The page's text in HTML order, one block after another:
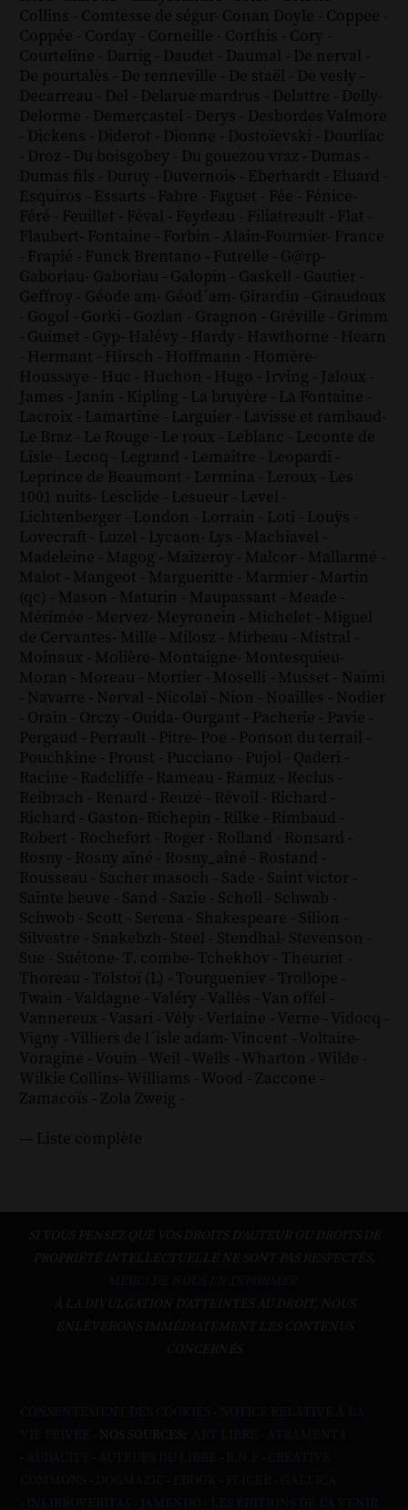
Collins - Comtesse de ségur- Conan Doyle - Coppee -
Coppée - Corday - Corneille - Corthis - Cory -
Courteline - Darrig - Daudet - Daumal - De nerval -
De pourtalès - De renneville - De staël - De vesly -
Decarreau - Del - Delarue mardrus - Delattre - Delly-
Delorme - Demercastel - Derys - Desbordes Valmore
- Dickens - Diderot - Dionne - Dostoïevski - Dourliac
- Droz - Du boisgobey - Du gouezou vraz - Dumas -
Dumas fils - Duruy - Duvernois - Eberhardt - Eluard -
Esquiros - Essarts - Fabre - Faguet - Fée - Fénice-
Féré - Feuillet - Féval - Feydeau - Filiatreault - Flat -
Flaubert- Fontaine - Forbin - Alain-Fournier- France
- Frapié - Funck Brentano - Futrelle - G@rp-
Gaboriau- Gaboriau - Galopin - Gaskell - Gautier -
Geffroy - Géode am- Géod´am- Girardin - Giraudoux
- Gogol - Gorki - Gozlan - Gragnon - Gréville - Grimm
- Guimet - Gyp- Halévy - Hardy - Hawthorne - Hearn
- Hermant - Hirsch - Hoffmann - Homère-
Houssaye - Huc - Huchon - Hugo - Irving - Jaloux -
James - Janin - Kipling - La bruyère - La Fontaine -
Lacroix - Lamartine - Larguier - Lavisse et rambaud-
Le Braz - Le Rouge - Le roux - Leblanc - Leconte de
Lisle - Lecoq - Legrand - Lemaître - Leopardi -
Leprince de Beaumont - Lermina - Leroux - Les
1001 nuits- Lesclide - Lesueur - Level -
Lichtenberger - London - Lorrain - Loti - Louÿs -
Lovecraft - Luzel - Lycaon- Lys - Machiavel -
Madeleine - Magog - Maizeroy - Malcor - Mallarmé -
Malot - Mangeot - Margueritte - Marmier - Martin
(qc) - Mason - Maturin - Maupassant - Meade -
Mérimée - Mervez- Meyronein - Michelet - Miguel
de Cervantes- Mille - Milosz - Mirbeau - Mistral -
Moinaux - Molière- Montaigne- Montesquieu-
Moran - Moreau - Mortier - Moselli - Musset - Naïmi
- Navarre - Nerval - Nicolaï - Nion - Noailles - Nodier
- Orain - Orczy - Ouida- Ourgant - Pacherie - Pavie -
Pergaud - Perrault - Pitre- Poe - Ponson du terrail -
Pouchkine - Proust - Pucciano - Pujol - Qaderi -
Racine - Radcliffe - Rameau - Ramuz - Reclus -
Reibrach - Renard - Reuzé - Révoil - Richard -
Richard - Gaston- Richepin - Rilke - Rimbaud -
Robert - Rochefort - Roger - Rolland - Ronsard -
Rosny - Rosny aîné - Rosny_aîné - Rostand -
Rousseau - Sacher masoch - Sade - Saint victor -
Sainte beuve - Sand - Sazie - Scholl - Schwab -
Schwob - Scott - Serena - Shakespeare - Silion -
Silvestre - Snakebzh- Steel - Stendhal- Stevenson -
Sue - Suétone- T. combe- Tchekhov - Theuriet -
Thoreau - Tolstoï (L) - Tourgueniev - Trollope -
Twain - Valdagne - Valéry - Vallès - Van offel -
Vannereux - Vasari - Vély - Verlaine - Verne - Vidocq -
Vigny - Villiers de l´isle adam- Vincent - Voltaire-
Voragine - Vouin - Weil - Wells - Wharton - Wilde -
Wilkie Collins- Williams - Wood - Zaccone -
Zamacoïs - Zola Zweig -
--- Liste complète